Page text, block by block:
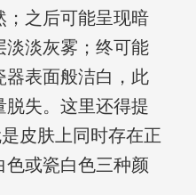
；之后可能呈现暗
淡淡灰雾；终可能
器表面般洁白，此
脱失。这里还得提
皮肤上同时存在正
色或瓷白色三种颜